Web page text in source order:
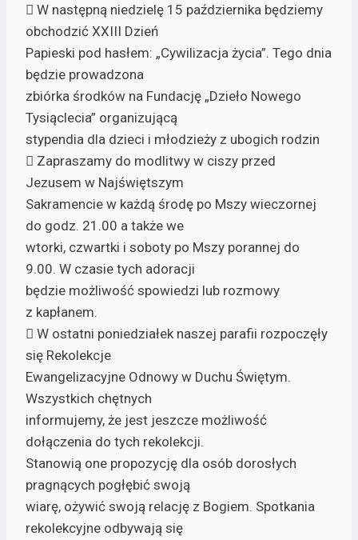
 W następną niedzielę 15 października będziemy
obchodzić XXIII Dzień
Papieski pod hasłem: „Cywilizacja życia”. Tego dnia
będzie prowadzona
zbiórka środków na Fundację „Dzieło Nowego
Tysiąclecia” organizującą
stypendia dla dzieci i młodzieży z ubogich rodzin
 Zapraszamy do modlitwy w ciszy przed
Jezusem w Najświętszym
Sakramencie w każdą środę po Mszy wieczornej
do godz. 21.00 a także we
wtorki, czwartki i soboty po Mszy porannej do
9.00. W czasie tych adoracji
będzie możliwość spowiedzi lub rozmowy
z kapłanem.
 W ostatni poniedziałek naszej parafii rozpoczęły
się Rekolekcje
Ewangelizacyjne Odnowy w Duchu Świętym.
Wszystkich chętnych
informujemy, że jest jeszcze możliwość
dołączenia do tych rekolekcji.
Stanowią one propozycję dla osób dorosłych
pragnących pogłębić swoją
wiarę, ożywić swoją relację z Bogiem. Spotkania
rekolekcyjne odbywają się